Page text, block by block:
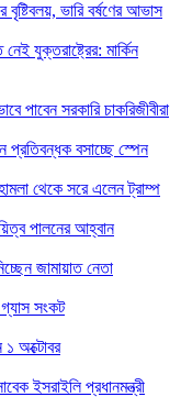
ভারি বর্ষণের আভাস
যুক্তরাষ্ট্রের: মার্কিন
পাবেন সরকারি চাকরিজীবীরা
প্রতিবন্ধক বসাচ্ছে স্পেন
থেকে সরে এলেন ট্রাম্প
পালনের আহ্বান
জামায়াত নেতা
সংকট
১ অক্টোবর
ইসরাইলি প্রধানমন্ত্রী